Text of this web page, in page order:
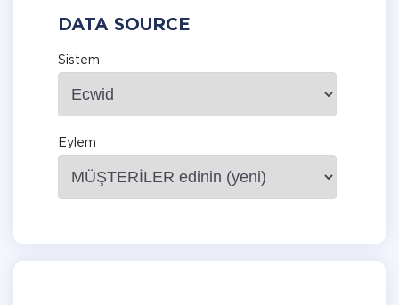
DATA SOURCE
Sistem
Eylem